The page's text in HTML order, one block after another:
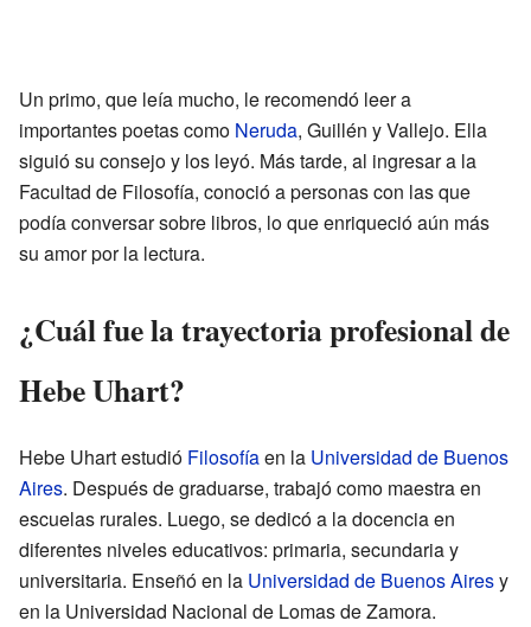
Un primo, que leía mucho, le recomendó leer a
importantes poetas como Neruda, Guillén y Vallejo. Ella
siguió su consejo y los leyó. Más tarde, al ingresar a la
Facultad de Filosofía, conoció a personas con las que
podía conversar sobre libros, lo que enriqueció aún más
su amor por la lectura.
¿Cuál fue la trayectoria profesional de
Hebe Uhart?
Hebe Uhart estudió Filosofíaen la Universidad de Buenos
Aires. Después de graduarse, trabajó como maestra en
escuelas rurales. Luego, se dedicó a la docencia en
diferentes niveles educativos: primaria, secundaria y
universitaria. Enseñó en la Universidad de Buenos Airesy
en la Universidad Nacional de Lomas de Zamora.